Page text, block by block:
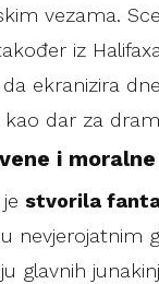
vezama.
iz
ekranizira
kao dar za
i
stvorila
nevjerojatnim
glavnih